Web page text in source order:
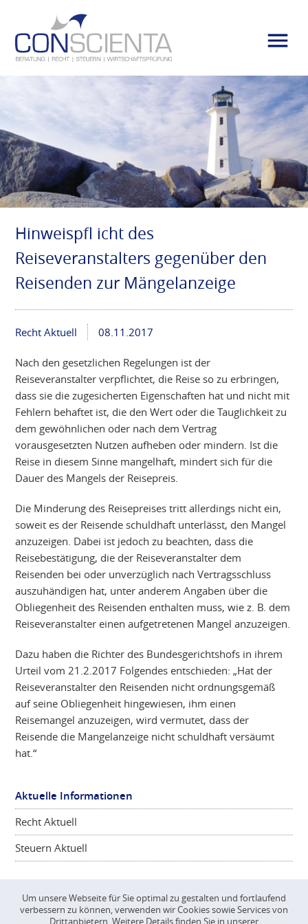
Hinweispfl icht des
Reiseveranstalters gegenüber den
Reisenden zur Mängelanzeige
Recht Aktuell 08.11.2017
Nach den gesetzlichen Regelungen ist der
Reiseveranstalter verpflichtet, die Reise so zu erbringen,
dass sie die zugesicherten Eigenschaften hat und nicht mit
Fehlern behaftet ist, die den Wert oder die Tauglichkeit zu
dem gewöhnlichen oder nach dem Vertrag
vorausgesetzten Nutzen aufheben oder mindern. Ist die
Reise in diesem Sinne mangelhaft, mindert sich für die
Dauer des Mangels der Reisepreis.
Die Minderung des Reisepreises tritt allerdings nicht ein,
soweit es der Reisende schuldhaft unterlässt, den Mangel
anzuzeigen. Dabei ist jedoch zu beachten, dass die
Reisebestätigung, die der Reiseveranstalter dem
Reisenden bei oder unverzüglich nach Vertragsschluss
auszuhändigen hat, unter anderem Angaben über die
Obliegenheit des Reisenden enthalten muss, wie z. B. dem
Reiseveranstalter einen aufgetretenen Mangel anzuzeigen.
Dazu haben die Richter des Bundesgerichtshofs in ihrem
Urteil vom 21.2.2017 Folgendes entschieden: „Hat der
Reiseveranstalter den Reisenden nicht ordnungsgemäß
auf seine Obliegenheit hingewiesen, ihm einen
Reisemangel anzuzeigen, wird vermutet, dass der
Reisende die Mangelanzeige nicht schuldhaft versäumt
hat.“
Aktuelle Informationen
Recht Aktuell
Steuern Aktuell
CONSCIENTA© 2026
Um unsere Webseite für Sie optimal zu gestalten und fortlaufend
verbessern zu können, verwenden wir Cookies sowie Services von
Drittanbietern. Weitere Details finden Sie in unserer